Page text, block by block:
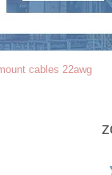
cables 22awg